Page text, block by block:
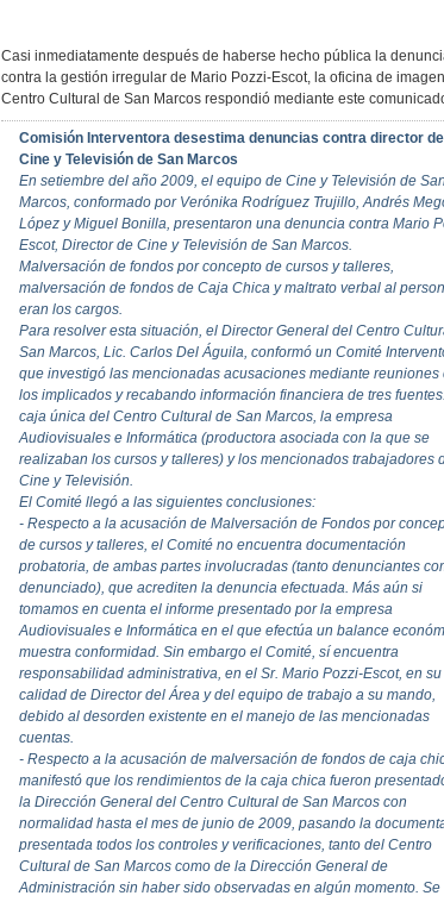
Casi inmediatamente después de haberse hecho pública la
contra la gestión irregular de Mario Pozzi-Escot, la oficina de imagen
Centro Cultural de San Marcos respondió mediante este
Comisión Interventora desestima denuncias contra director de
Cine y Televisión de San Marcos
En setiembre del año 2009, el equipo de Cine y Televisión de San
Marcos, conformado por Verónika Rodríguez Trujillo, Andrés
López y Miguel Bonilla, presentaron una denuncia contra Mario
Escot, Director de Cine y Televisión de San Marcos.
Malversación de fondos por concepto de cursos y talleres,
malversación de fondos de Caja Chica y maltrato verbal al
eran los cargos.
Para resolver esta situación, el Director General del Centro
San Marcos, Lic. Carlos Del Águila, conformó un Comité
que investigó las mencionadas acusaciones mediante reuniones
los implicados y recabando información financiera de tres
caja única del Centro Cultural de San Marcos, la empresa
Audiovisuales e Informática (productora asociada con la que se
realizaban los cursos y talleres) y los mencionados trabajadores
Cine y Televisión.
El Comité llegó a las siguientes conclusiones:
- Respecto a la acusación de Malversación de Fondos por
de cursos y talleres, el Comité no encuentra documentación
probatoria, de ambas partes involucradas (tanto denunciantes
denunciado), que acrediten la denuncia efectuada. Más aún si
tomamos en cuenta el informe presentado por la empresa
Audiovisuales e Informática en el que efectúa un balance
muestra conformidad. Sin embargo el Comité, sí encuentra
responsabilidad administrativa, en el Sr. Mario Pozzi-Escot, en su
calidad de Director del Área y del equipo de trabajo a su mando,
debido al desorden existente en el manejo de las mencionadas
cuentas.
- Respecto a la acusación de malversación de fondos de caja
manifestó que los rendimientos de la caja chica fueron
la Dirección General del Centro Cultural de San Marcos con
normalidad hasta el mes de junio de 2009, pasando la
presentada todos los controles y verificaciones, tanto del Centro
Cultural de San Marcos como de la Dirección General de
Administración sin haber sido observadas en algún momento. Se